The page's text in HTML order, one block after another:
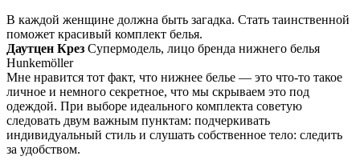
В каждой женщине должна быть загадка. Стать таинственной
поможет красивый комплект белья.
Даутцен Крез Супермодель, лицо бренда нижнего белья
Hunkemöller
Мне нравится тот факт, что нижнее белье — это что-то такое
личное и немного секретное, что мы скрываем это под
одеждой. При выборе идеального комплекта советую
следовать двум важным пунктам: подчеркивать
индивидуальный стиль и слушать собственное тело: следить
за удобством.